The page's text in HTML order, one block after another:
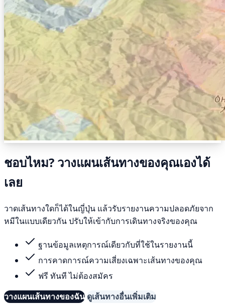
ชอบไหม? วางแผนเส้นทางของคุณเองได้
เลย
วาดเส้นทางใดก็ได้ในญี่ปุ่น แล้วรับรายงานความปลอดภัยจาก
หมีในแบบเดียวกัน ปรับให้เข้ากับการเดินทางจริงของคุณ
ฐานข้อมูลเหตุการณ์เดียวกับที่ใช้ในรายงานนี้
การคาดการณ์ความเสี่ยงเฉพาะเส้นทางของคุณ
ฟรี ทันที ไม่ต้องสมัคร
วางแผนเส้นทางของฉัน ดูเส้นทางอื่นเพิ่มเติม